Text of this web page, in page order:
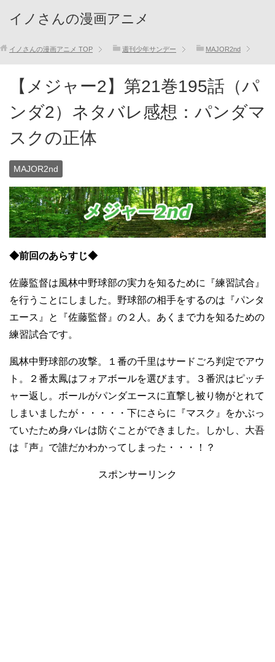
イノさんの漫画アニメ
イノさんの漫画アニメ TOP 週刊少年サンデー MAJOR2nd
【メジャー2】第21巻195話（パ
ンダ2）ネタバレ感想：パンダマ
スクの正体
MAJOR2nd
◆前回のあらすじ◆
佐藤監督は風林中野球部の実力を知るために『練習試合』
を行うことにしました。野球部の相手をするのは『パンタ
エース』と『佐藤監督』の２人。あくまで力を知るための
練習試合です。
風林中野球部の攻撃。１番の千里はサードごろ判定でアウ
ト。２番太鳳はフォアボールを選びます。３番沢はピッチ
ャー返し。ボールがパンダエースに直撃し被り物がとれて
しまいましたが・・・・・下にさらに『マスク』をかぶっ
ていたため身バレは防ぐことができました。しかし、大吾
は『声』で誰だかわかってしまった・・・！？
スポンサーリンク